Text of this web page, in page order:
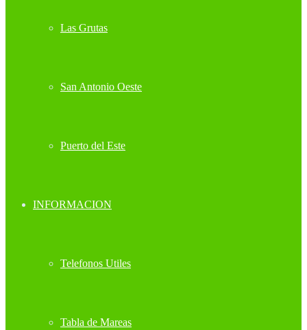
Las Grutas
San Antonio Oeste
Puerto del Este
INFORMACION
Telefonos Utiles
Tabla de Mareas